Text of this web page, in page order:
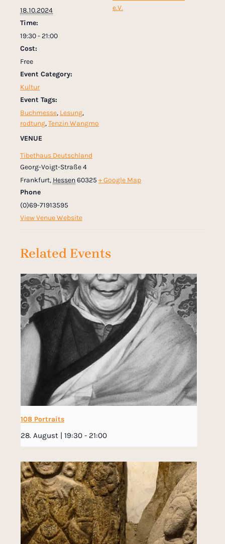
18.10.2024
Time:
19:30 - 21:00
Cost:
Free
Event Category:
Kultur
Event Tags:
Buchmesse, Lesung,
rodtung,Tenzin Wangmo
VENUE
Tibethaus Deutschland
Georg-Voigt-Straße 4
Frankfurt, Hessen60325 + Google Map
Phone
(0)69-71913595
View Venue Website
e.V.
Related Events
108 Portraits
28. August | 19:30 - 21:00